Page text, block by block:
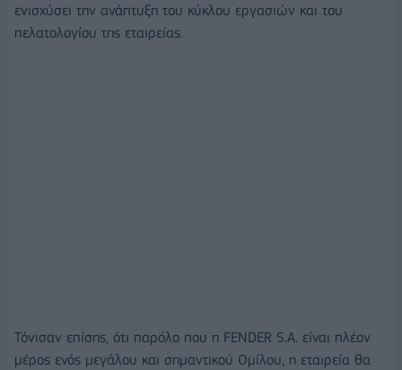
ενισχύσει την ανάπτυξη του κύκλου εργασιών και του
πελατολογίου της εταιρείας.
Τόνισαν επίσης, ότι παρόλο που η FENDER S.A. είναι πλέον
μέρος ενός μεγάλου και σημαντικού Oμίλου, η εταιρεία θα